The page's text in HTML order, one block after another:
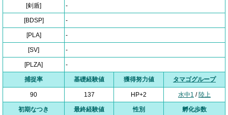
[剣盾] -
[BDSP] -
[PLA] -
[SV] -
[PLZA] -
捕捉率 基礎経験値 獲得努力値 タマゴグループ
90 137 HP+2 水中1 / 陸上
初期なつき 最終経験値 性別 孵化歩数